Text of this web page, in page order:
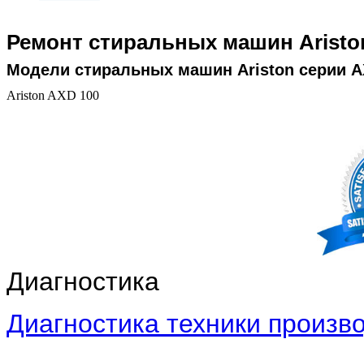
Ремонт стиральных машин
Модели стиральных машин Ariston серии
Ariston AXD 100
Диагностика
Диагностика техники